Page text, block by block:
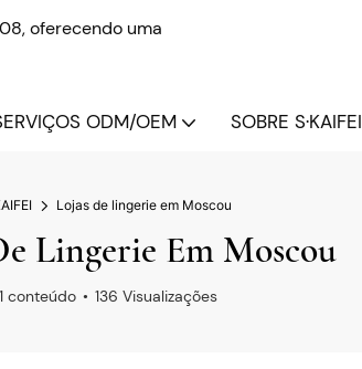
oferecendo uma
ODM/OEM SOBRE S·KAIFEI
Lojas de lingerie em Moscou
Lingerie Em Moscou
1 conteúdo 136 Visualizações